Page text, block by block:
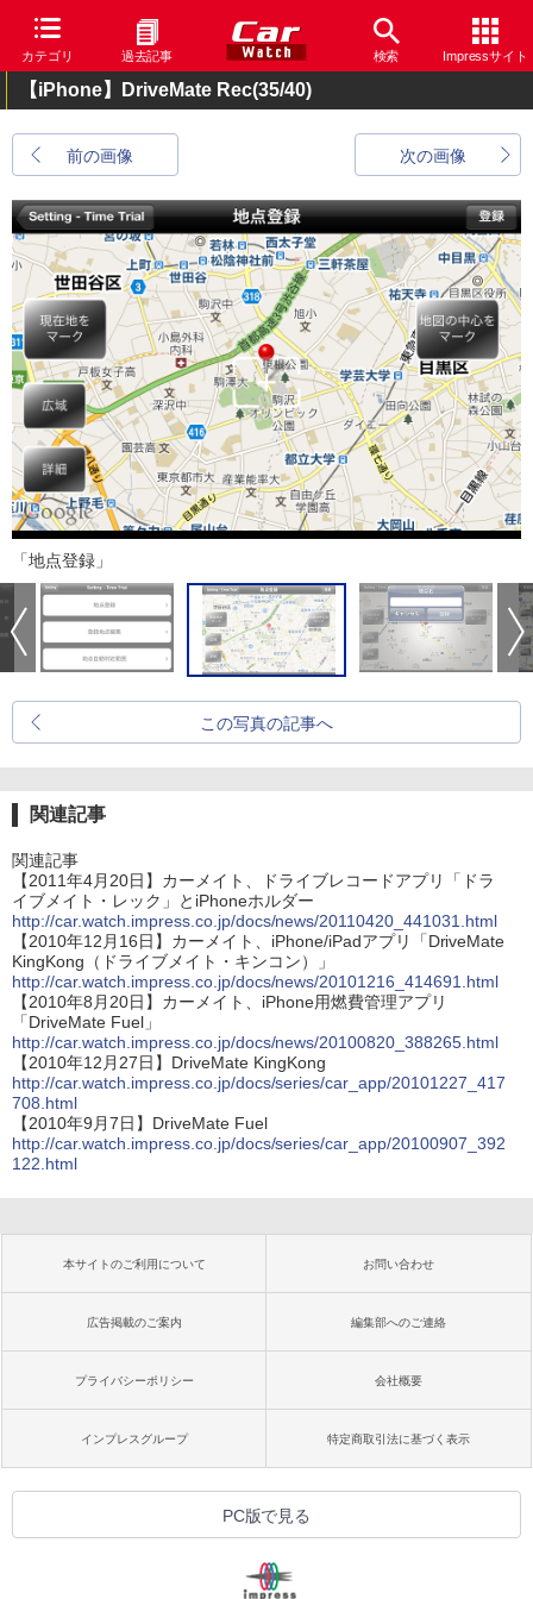
カテゴリ 過去記事 検索 Impressサイト
【iPhone】DriveMate Rec(35/40)
前の画像 次の画像
「地点登録」
この写真の記事へ
関連記事
関連記事
【2011年4月20日】カーメイト、ドライブレコードアプリ「ドラ
イブメイト・レック」とiPhoneホルダー
http://car.watch.impress.co.jp/docs/news/20110420_441031.html
【2010年12月16日】カーメイト、iPhone/iPadアプリ「DriveMate
KingKong（ドライブメイト・キンコン）」
http://car.watch.impress.co.jp/docs/news/20101216_414691.html
【2010年8月20日】カーメイト、iPhone用燃費管理アプリ
「DriveMate Fuel」
http://car.watch.impress.co.jp/docs/news/20100820_388265.html
【2010年12月27日】DriveMate KingKong
http://car.watch.impress.co.jp/docs/series/car_app/20101227_417
708.html
【2010年9月7日】DriveMate Fuel
http://car.watch.impress.co.jp/docs/series/car_app/20100907_392
122.html
本サイトのご利用について お問い合わせ
広告掲載のご案内 編集部へのご連絡
プライバシーポリシー 会社概要
インプレスグループ 特定商取引法に基づく表示
PC版で見る